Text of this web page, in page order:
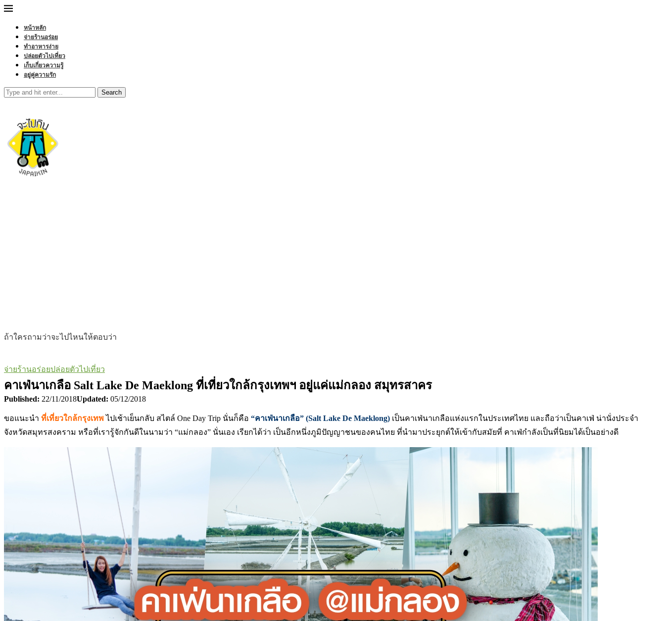
หน้าหลัก
จ่ายร้านอร่อย
ทำอาหารง่าย
ปล่อยตัวไปเที่ยว
เก็บเกี่ยวความรู้
อยู่คู่ความรัก
Search
ถ้าใครถามว่าจะไปไหนให้ตอบว่า
จ่ายร้านอร่อยปล่อยตัวไปเที่ยว
คาเฟ่นาเกลือ Salt Lake De Maeklong ที่เที่ยวใกล้กรุงเทพฯ อยู่แค่แม่กลอง สมุทรสาคร
Published: 22/11/2018Updated: 05/12/2018
ขอแนะนำ ที่เที่ยวใกล้กรุงเทพ ไปเช้าเย็นกลับ สไตล์ One Day Trip นั่นก็คือ “คาเฟ่นาเกลือ” (Salt Lake De Maeklong) เป็นคาเฟ่นาเกลือแห่งแรกในประเทศไทย และถือว่าเป็นคาเฟ่ น่านั่งประจำ
จังหวัดสมุทรสงคราม หรือที่เรารู้จักกันดีในนามว่า “แม่กลอง” นั่นเอง เรียกได้ว่า เป็นอีกหนึ่งภูมิปัญญาชนของคนไทย ที่นำมาประยุกต์ให้เข้ากับสมัยที่ คาเฟ่กำลังเป็นที่นิยมได้เป็นอย่างดี